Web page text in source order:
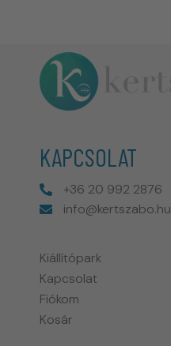
KAPCSOLAT
+36 20 992 2876
info@kertszabo.hu
Kiállítópark
Kapcsolat
Fiókom
Kosár